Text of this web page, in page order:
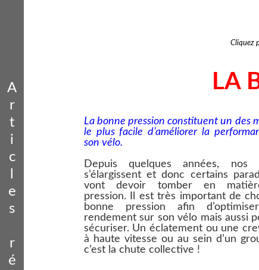
A
r
t
i
c
e
s
r
é
Cliquez
LA
La bonne pression constituent un des
le plus facile d’améliorer la
son vélo.
Depuis quelques années, nos
s’élargissent et donc certains
vont devoir tomber en
pression. Il est très important de
bonne pression aﬁn
rendement sur son vélo mais aussi
sécuriser. Un éclatement ou une
à haute vitesse ou au sein d’un
c’est la chute collective !